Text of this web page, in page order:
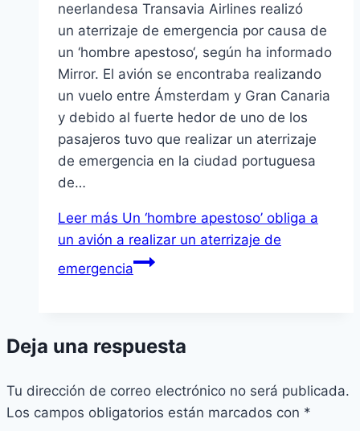
neerlandesa Transavia Airlines realizó
un aterrizaje de emergencia por causa de
un ‘hombre apestoso‘, según ha informado
Mirror. El avión se encontraba realizando
un vuelo entre Ámsterdam y Gran Canaria
y debido al fuerte hedor de uno de los
pasajeros tuvo que realizar un aterrizaje
de emergencia en la ciudad portuguesa
de…
Leer más Un ‘hombre apestoso’ obliga a
un avión a realizar un aterrizaje de
emergencia
Deja una respuesta
Tu dirección de correo electrónico no será publicada.
Los campos obligatorios están marcados con *